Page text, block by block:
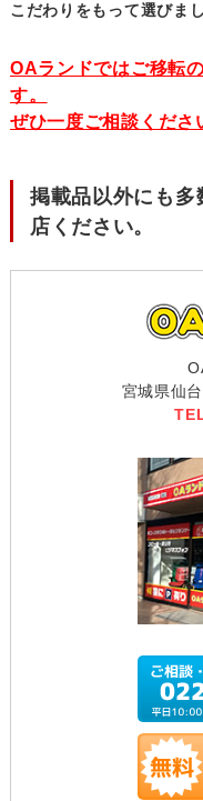
こだわりをもって選びまし
OAランドではご移転
す。
ぜひ一度ご相談くださ
掲載品以外にも
店ください。
宮城県仙